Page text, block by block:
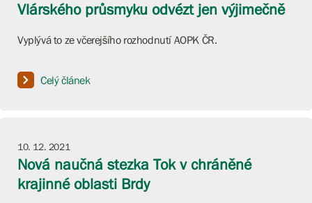
Vlárského průsmyku odvézt jen výjimečně
Vyplývá to ze včerejšího rozhodnutí AOPK ČR.
Celý článek
10. 12. 2021
Nová naučná stezka Tok v chráněné
krajinné oblasti Brdy